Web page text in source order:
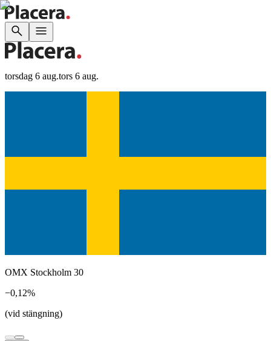
torsdag 6 aug.tors 6 aug.
OMX Stockholm 30
−0,12%
(vid stängning)